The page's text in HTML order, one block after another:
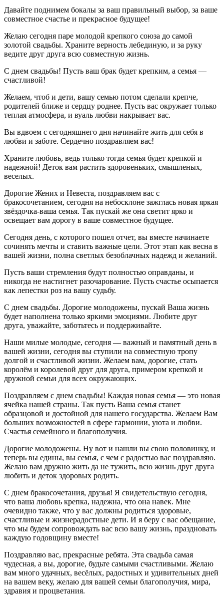
Давайте поднимем бокалы за ваш правильный выбор, за ваше
совместное счастье и прекрасное будущее!
Желаю сегодня паре молодой крепкого союза до самой
золотой свадьбы. Храните верность лебединую, и за руку
ведите друг друга всю совместную жизнь.
С днем свадьбы! Пусть ваш брак будет крепким, а семья —
счастливой!
Желаем, чтоб и дети, вашу семью потом сделали крепче,
родителей ближе и сердцу роднее. Пусть вас окружает только
теплая атмосфера, и вуаль любви накрывает вас.
Вы вдвоем с сегодняшнего дня начинайте жить для себя в
любви и заботе. Сердечно поздравляем вас!
Храните любовь, ведь только тогда семья будет крепкой и
надежной! Деток вам растить здоровеньких, смышленых,
веселых.
Дорогие Жених и Невеста, поздравляем вас с
бракосочетанием, сегодня на небосклоне зажглась новая яркая
звёздочка-ваша семья. Так пускай же она светит ярко и
освещает вам дорогу в ваше совместное будущее.
Сегодня день, с которого пошел отчет, вы вместе начинаете
сочинять мечты и ставить важные цели. Этот этап как весна в
вашей жизни, полна светлых безоблачных надежд и желаний.
Пусть ваши стремления будут полностью оправданы, и
никогда не настигнет разочарование. Пусть счастье осыпается
как лепестки роз на вашу судьбу.
С днем свадьбы. Дорогие молодожены, пускай Ваша жизнь
будет наполнена только яркими эмоциями. Любите друг
друга, уважайте, заботьтесь и поддерживайте.
Наши милые молодые, сегодня — важный и памятный день в
вашей жизни, сегодня вы ступили на совместную тропу
долгой и счастливой жизни. Желаем вам, дорогие, стать
королём и королевой друг для друга, примером крепкой и
дружной семьи для всех окружающих.
Поздравляем с днем свадьбы! Каждая новая семья — это новая
ячейка нашей страны. Так пусть Ваша семья станет
образцовой и достойной для нашего государства. Желаем Вам
больших возможностей в сфере гармонии, уюта и любви.
Счастья семейного и благополучия.
Дорогие молодожены. Ну вот и нашли вы свою половинку, и
теперь вы едины, вы семья, с чем с радостью вас поздравляю.
Желаю вам дружно жить да не тужить, всю жизнь друг друга
любить и деток здоровых родить.
С днем бракосочетания, друзья! Я свидетельствую сегодня,
что ваша любовь крепка, надежна, что она навек. Мне
очевидно также, что у вас должны родиться здоровые,
счастливые и жизнерадостные дети. И я беру с вас обещание,
что мы будем сопровождать вас всю вашу жизнь, праздновать
каждую годовщину вместе!
Поздравляю вас, прекрасные ребята. Эта свадьба самая
чудесная, а вы, дорогие, будьте самыми счастливыми. Желаю
вам много удачных, весёлых, радостных и удивительных дней
на вашем веку, желаю для вашей семьи благополучия, мира,
здравия и процветания.